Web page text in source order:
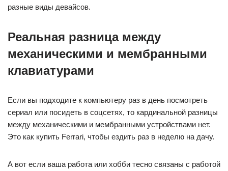
разные виды девайсов.
Реальная разница между
механическими и мембранными
клавиатурами
Если вы подходите к компьютеру раз в день посмотреть
сериал или посидеть в соцсетях, то кардинальной разницы
между механическими и мембранными устройствами нет.
Это как купить Ferrari, чтобы ездить раз в неделю на дачу.
А вот если ваша работа или хобби тесно связаны с работой